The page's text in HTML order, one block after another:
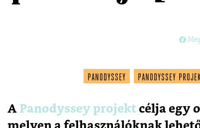
PANODYSSEY PANODYSSEY
A Panodyssey projekt célja egy